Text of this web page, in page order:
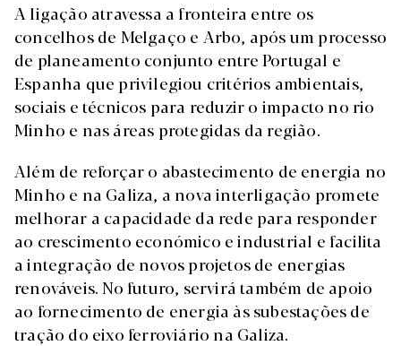
A ligação atravessa a fronteira entre os
concelhos de Melgaço e Arbo, após um processo
de planeamento conjunto entre Portugal e
Espanha que privilegiou critérios ambientais,
sociais e técnicos para reduzir o impacto no rio
Minho e nas áreas protegidas da região.
Além de reforçar o abastecimento de energia no
Minho e na Galiza, a nova interligação promete
melhorar a capacidade da rede para responder
ao crescimento económico e industrial e facilita
a integração de novos projetos de energias
renováveis. No futuro, servirá também de apoio
ao fornecimento de energia às subestações de
tração do eixo ferroviário na Galiza.